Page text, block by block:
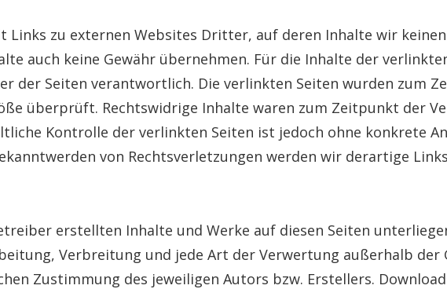
Links zu externen Websites Dritter, auf deren Inhalte wir
auch keine Gewähr übernehmen. Für die Inhalte der
der Seiten verantwortlich. Die verlinkten Seiten wurden zum
überprüft. Rechtswidrige Inhalte waren zum Zeitpunkt der
Kontrolle der verlinkten Seiten ist jedoch ohne konkrete
von Rechtsverletzungen werden wir derartige
erstellten Inhalte und Werke auf diesen Seiten
Verbreitung und jede Art der Verwertung außerhalb der
Zustimmung des jeweiligen Autors bzw. Erstellers.